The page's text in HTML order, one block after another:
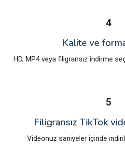
4
Kalite ve
HD, MP4 veya filigransız indirme
5
Filigransız TikTok
Videonuz saniyeler içinde